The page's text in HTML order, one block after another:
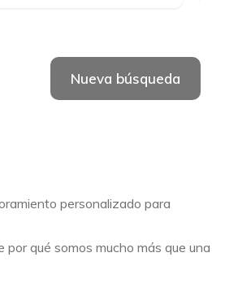
Nueva búsqueda
personalizado para
qué somos mucho más que una